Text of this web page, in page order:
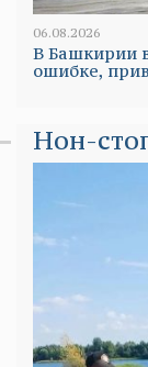
06.08.2026
В Башкирии
ошибке,
Нон-